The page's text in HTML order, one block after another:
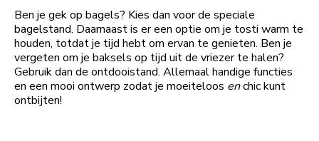
Ben je gek op bagels? Kies dan voor de speciale
bagelstand. Daarnaast is er een optie om je tosti warm te
houden, totdat je tijd hebt om ervan te genieten. Ben je
vergeten om je baksels op tijd uit de vriezer te halen?
Gebruik dan de ontdooistand. Allemaal handige functies
en een mooi ontwerp zodat je moeiteloos enchic kunt
ontbijten!